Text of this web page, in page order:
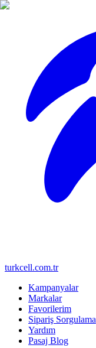
turkcell.com.tr
Kampanyalar
Markalar
Favorilerim
Sipariş Sorgulama
Yardım
Pasaj Blog